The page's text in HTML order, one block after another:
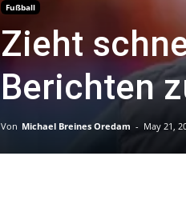
Fußball
Zieht
Berichten
Von Michael Breines Oredam - May 21,